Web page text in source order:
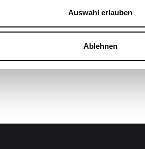
Auswahl erlauben
Ablehnen